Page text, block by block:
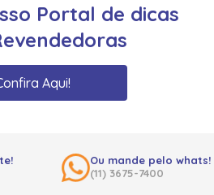
Portal de dicas
Aqui!
Ou mande pelo whats!
(11) 3675-7400